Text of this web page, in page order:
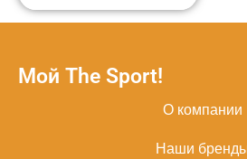
Мой The Sport!
О компании
Наши